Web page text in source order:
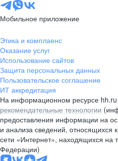
Мобильное приложение
Этика и комплаенс
Оказание услуг
Использование сайтов
Защита персональных данных
Пользовательское соглашение
ИТ аккредитация
На информационном ресурсе hh.ru
рекомендательные технологии
предоставления информации на
и анализа сведений, относящихся
сети «Интернет», находящихся на
Федерации)